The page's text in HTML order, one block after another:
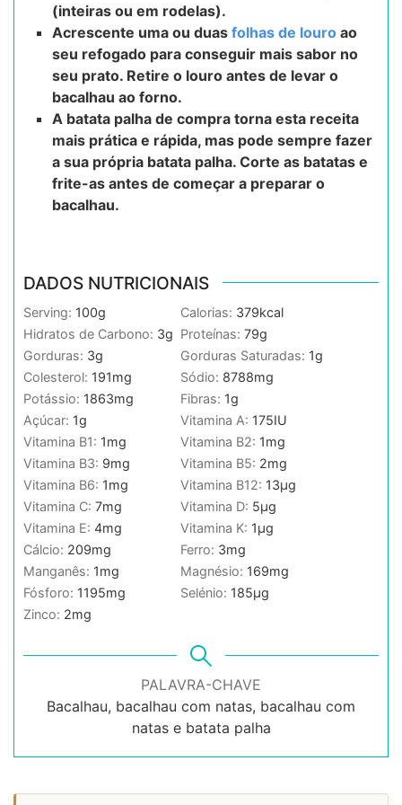
(inteiras ou em rodelas).
Acrescente uma ou duas folhas de louro ao
seu refogado para conseguir mais sabor no
seu prato. Retire o louro antes de levar o
bacalhau ao forno.
A batata palha de compra torna esta receita
mais prática e rápida, mas pode sempre fazer
a sua própria batata palha. Corte as batatas e
frite-as antes de começar a preparar o
bacalhau.
DADOS NUTRICIONAIS
Serving: 100g Calorias: 379kcal
Hidratos de Carbono: 3g Proteínas: 79g
Gorduras: 3g Gorduras Saturadas: 1g
Colesterol: 191mg Sódio: 8788mg
Potássio: 1863mg Fibras: 1g
Açúcar: 1g Vitamina A: 175IU
Vitamina B1: 1mg Vitamina B2: 1mg
Vitamina B3: 9mg Vitamina B5: 2mg
Vitamina B6: 1mg Vitamina B12: 13µg
Vitamina C: 7mg Vitamina D: 5µg
Vitamina E: 4mg Vitamina K: 1µg
Cálcio: 209mg Ferro: 3mg
Manganês: 1mg Magnésio: 169mg
Fósforo: 1195mg Selénio: 185µg
Zinco: 2mg
PALAVRA-CHAVE
Bacalhau, bacalhau com natas, bacalhau com
natas e batata palha